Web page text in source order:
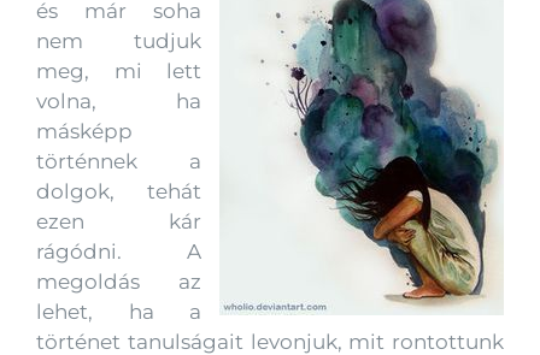
és már soha
nem tudjuk
meg, mi lett
volna, ha
másképp
történnek a
dolgok, tehát
ezen kár
rágódni. A
megoldás az
lehet, ha a
történet tanulságait levonjuk, mit rontottunk